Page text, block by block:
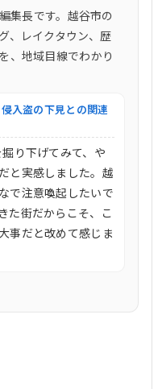
集長です。越谷市の
、レイクタウン、歴
、地域目線でわかり
入盗の下見との関連
り下げてみて、や
と実感しました。越
で注意喚起したいで
た街だからこそ、こ
事だと改めて感じま